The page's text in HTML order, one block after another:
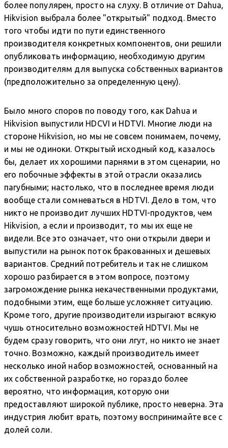
более популярен, просто на слуху. В отличие от Dahua,
Hikvision выбрала более "открытый" подход. Вместо
того чтобы идти по пути единственного
производителя конкретных компонентов, они решили
опубликовать информацию, необходимую другим
производителям для выпуска собственных вариантов
(предположительно за определенную цену).
Было много споров по поводу того, как Dahua и
Hikvision выпустили HDCVI и HDTVI. Многие люди на
стороне Hikvision, но мы не совсем понимаем, почему,
и мы не одиноки. Открытый исходный код, казалось
бы, делает их хорошими парнями в этом сценарии, но
его побочные эффекты в этой отрасли оказались
пагубными; настолько, что в последнее время люди
вообще стали сомневаться в HDTVI. Дело в том, что
никто не производит лучших HDTVI-продуктов, чем
Hikvision, а если и производит, то мы их еще не
видели. Все это означает, что они открыли двери и
выпустили на рынок поток бракованных и дешевых
вариантов. Средний потребитель и так не слишком
хорошо разбирается в этом вопросе, поэтому
загромождение рынка некачественными продуктами,
подобными этим, еще больше усложняет ситуацию.
Кроме того, другие производители изрыгают всякую
чушь относительно возможностей HDTVI. Мы не
будем сразу говорить, что они лгут, но никто не знает
точно. Возможно, каждый производитель имеет
несколько иной набор возможностей, основанный на
их собственной разработке, но гораздо более
вероятно, что информация, которую они
предоставляют широкой публике, просто неверна. Эта
индустрия любит врать, поэтому воспринимайте все с
долей соли.